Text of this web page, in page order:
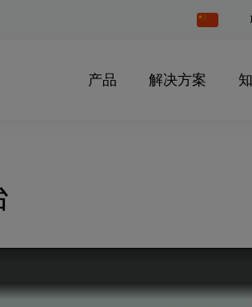
Change
Country
产品 解决方案